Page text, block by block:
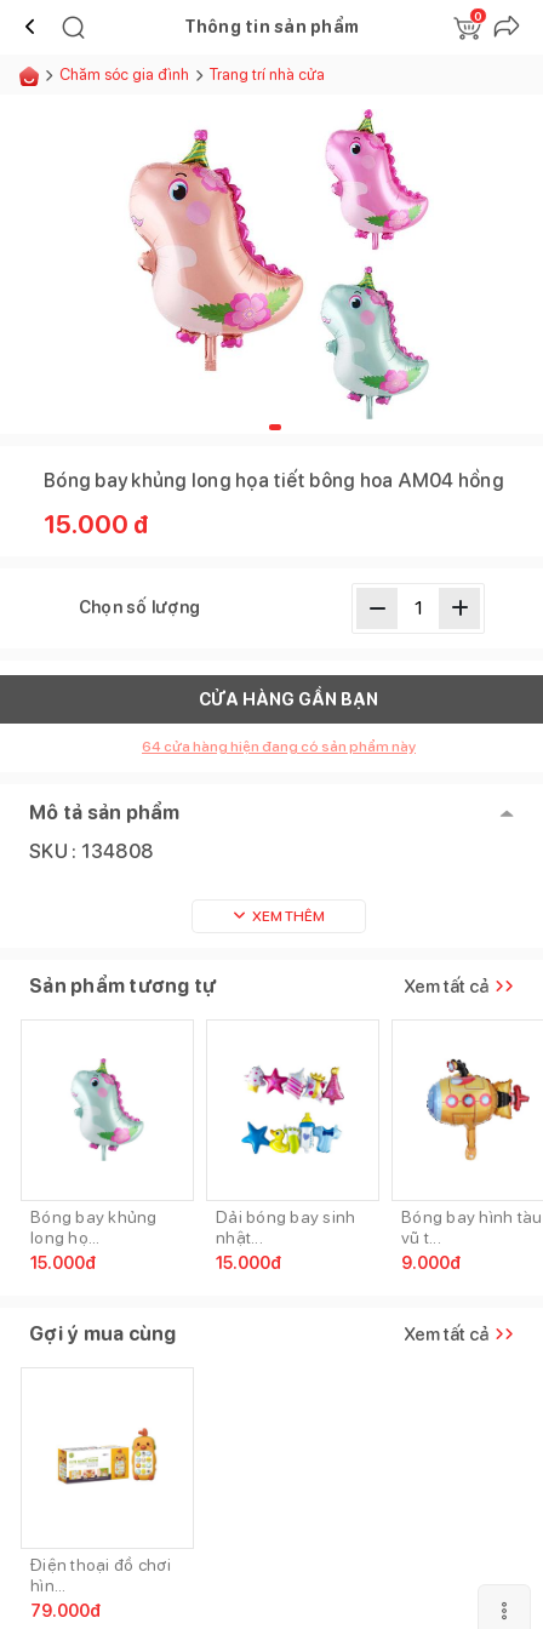
Thông tin sản phẩm
0
Chăm sóc gia đình Trang trí nhà cửa
Bóng bay khủng long họa tiết bông hoa AM04 hồng
15.000 đ
Chọn số lượng
CỬA HÀNG GẦN BẠN
64 cửa hàng hiện đang có sản phẩm này
Mô tả sản phẩm
SKU : 134808
XEM THÊM
Sản phẩm tương tự Xem tất cả
Bóng bay khủng
long họ...
15.000đ
Dải bóng bay sinh
nhật...
15.000đ
Bóng bay hình tàu
vũ t...
9.000đ
Gợi ý mua cùng Xem tất cả
Điện thoại đồ chơi
hìn...
79.000đ